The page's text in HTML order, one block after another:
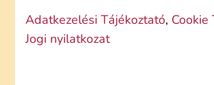
Adatkezelési Tájékoztató, Cookie
Jogi nyilatkozat